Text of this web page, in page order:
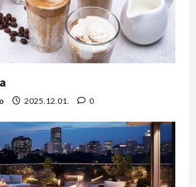
2025.12.01. 0